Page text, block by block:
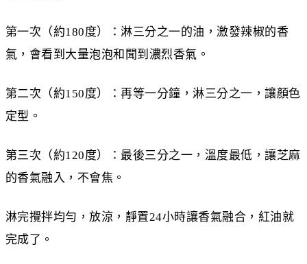
第一次（約180度）：淋三分之一的油，激發辣椒的香
氣，會看到大量泡泡和聞到濃烈香氣。
第二次（約150度）：再等一分鐘，淋三分之一，讓顏色
定型。
第三次（約120度）：最後三分之一，溫度最低，讓芝麻
的香氣融入，不會焦。
淋完攪拌均勻，放涼，靜置24小時讓香氣融合，紅油就
完成了。